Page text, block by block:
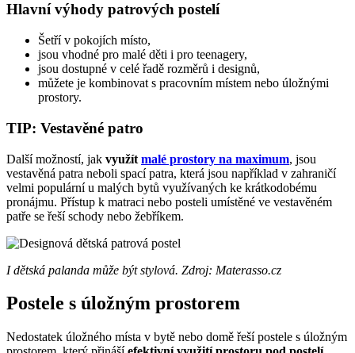
Hlavní výhody patrových postelí
Šetří v pokojích místo,
jsou vhodné pro malé děti i pro teenagery,
jsou dostupné v celé řadě rozměrů i designů,
můžete je kombinovat s pracovním místem nebo úložnými
prostory.
TIP: Vestavěné patro
Další možností, jak využít malé prostory na maximum, jsou
vestavěná patra neboli spací patra, která jsou například v zahraničí
velmi populární u malých bytů využívaných ke krátkodobému
pronájmu. Přístup k matraci nebo posteli umístěné ve vestavěném
patře se řeší schody nebo žebříkem.
I dětská palanda může být stylová. Zdroj: Materasso.cz
Postele s úložným prostorem
Nedostatek úložného místa v bytě nebo domě řeší postele s úložným